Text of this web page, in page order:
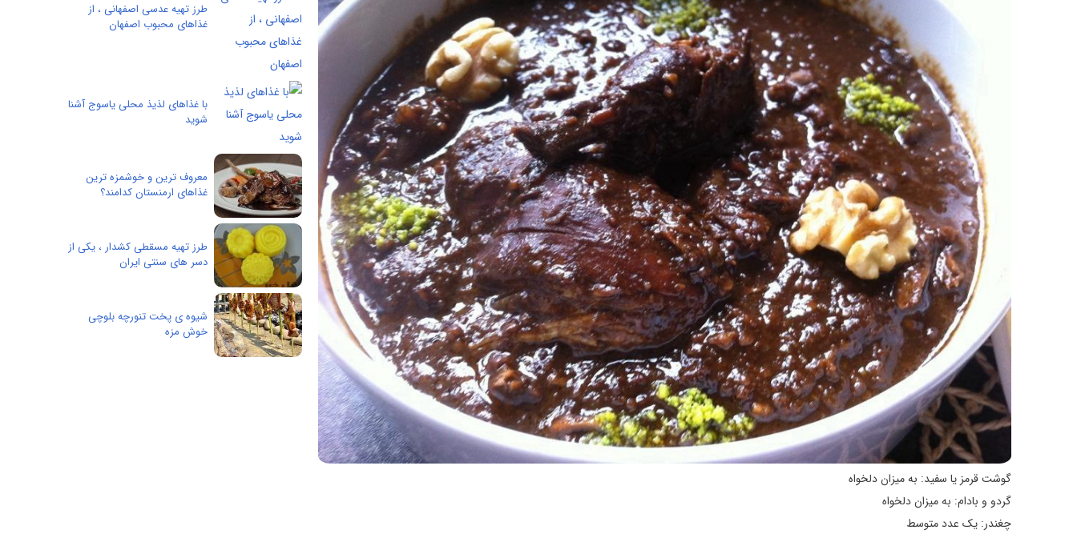
گوشت قرمز یا سفید: به میزان دلخواه
گردو و بادام: به میزان دلخواه
چغندر: یک عدد متوسط
طرز تهیه عدسی اصفهانی ، از
غذاهای محبوب اصفهان
با غذاهای لذیذ محلی یاسوج آشنا
شوید
معروف ترین و خوشمزه ترین
غذاهای ارمنستان کدامند؟
طرز تهیه مسقطی کشدار ، یکی از
دسر های سنتی ایران
شیوه ی پخت تنورچه بلوچی
خوش مزه